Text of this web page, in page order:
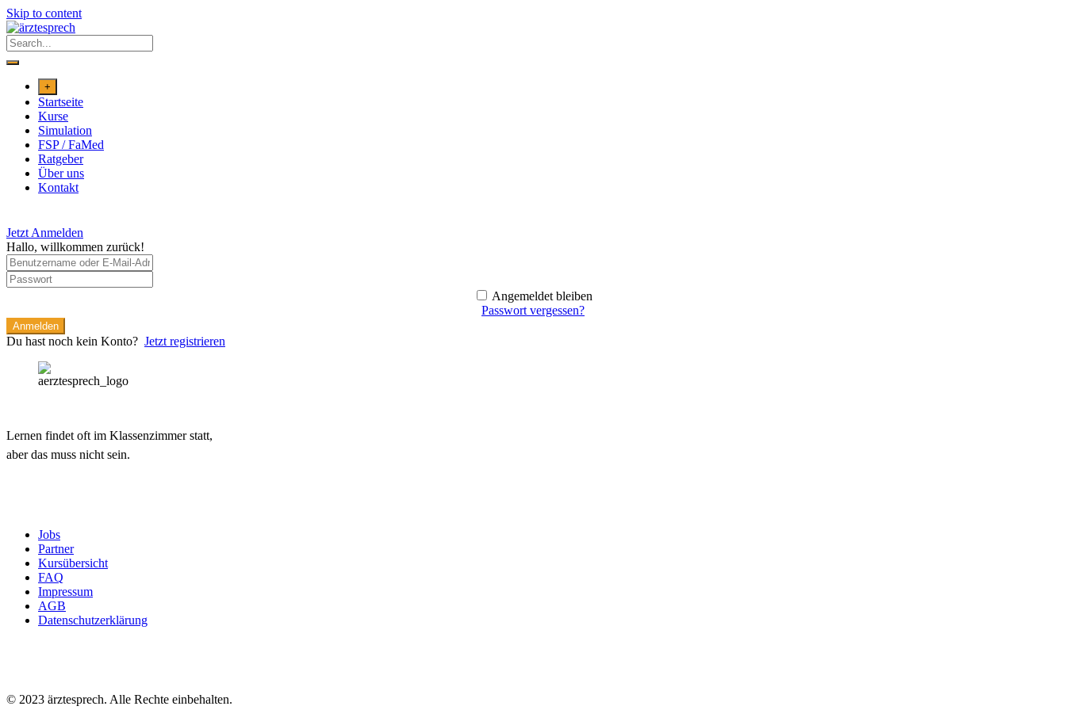
Skip to content
+
Startseite
Kurse
Simulation
FSP / FaMed
Ratgeber
Über uns
Kontakt
Jetzt Anmelden
Hallo, willkommen zurück!
Angemeldet bleiben
Passwort vergessen?
Anmelden
Du hast noch kein Konto? Jetzt registrieren
Lernen findet oft im Klassenzimmer statt,
aber das muss nicht sein.
Jobs
Partner
Kursübersicht
FAQ
Impressum
AGB
Datenschutzerklärung
© 2023 ärztesprech. Alle Rechte einbehalten.